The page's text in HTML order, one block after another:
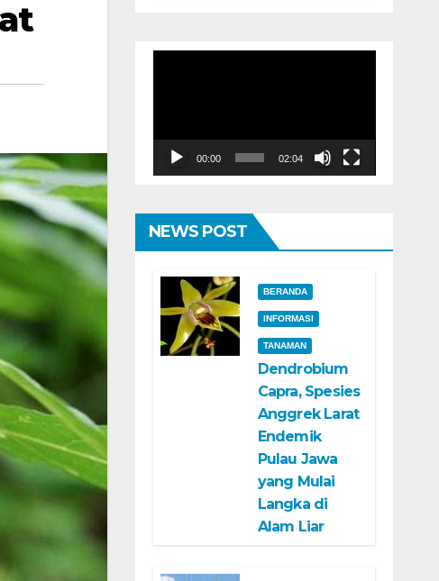
00:00 02:04
NEWS POST
BERANDA
INFORMASI
TANAMAN
Dendrobium
Capra, Spesies
Anggrek Larat
Endemik
Pulau Jawa
yang Mulai
Langka di
Alam Liar